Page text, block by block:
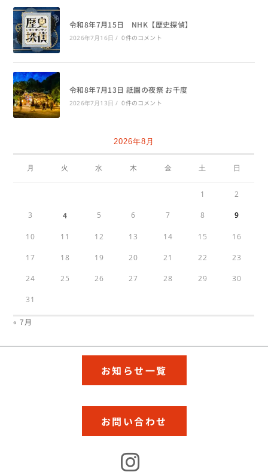
令和8年7月15日 NHK【歴史探偵】
2026年7月16日 / 0件のコメント
令和8年7月13日 祇園の夜祭 お千度
2026年7月13日 / 0件のコメント
2026年8月
月 火 水 木 金 土 日
1 2
3 4 5 6 7 8 9
10 11 12 13 14 15 16
17 18 19 20 21 22 23
24 25 26 27 28 29 30
31
« 7月
お知らせ一覧
お問い合わせ